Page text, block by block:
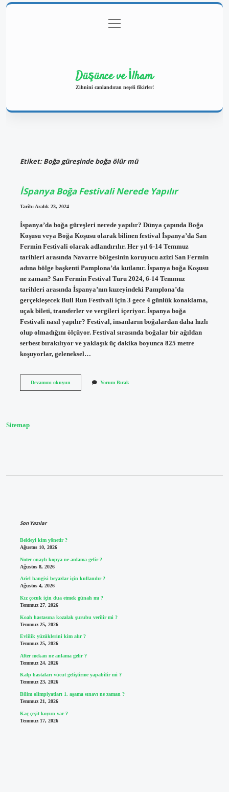
Gizlilik Politikası
menüyü
aç
Düşünce ve İlham
Zihnini canlandıran neşeli fikirler!
Etiket:Boğa güreşinde boğa ölür mü
İSpanya Boğa Festivali Nerede Yapılır
Tarih: Aralık 23, 2024
İspanya’da boğa güreşleri nerede yapılır? Dünya çapında Boğa
Koşusu veya Boğa Koşusu olarak bilinen festival İspanya’da San
Fermin Festivali olarak adlandırılır. Her yıl 6-14 Temmuz
tarihleri ​​arasında Navarre bölgesinin koruyucu azizi San Fermin
adına bölge başkenti Pamplona’da kutlanır. İspanya boğa Koşusu
ne zaman? San Fermin Festival Turu 2024, 6-14 Temmuz
tarihleri ​​arasında İspanya’nın kuzeyindeki Pamplona’da
gerçekleşecek Bull Run Festivali için 3 gece 4 günlük konaklama,
uçak bileti, transferler ve vergileri içeriyor. İspanya boğa
Festivali nasıl yapılır? Festival, insanların boğalardan daha hızlı
olup olmadığını ölçüyor. Festival sırasında boğalar bir ağıldan
serbest bırakılıyor ve yaklaşık üç dakika boyunca 825 metre
koşuyorlar, geleneksel…
Devamını okuyunİSpanya
Yorum Bırak
Sitemap
Son Yazılar
Beldeyi kim yönetir ?
Ağustos 10, 2026
Noter onaylı kopya ne anlama gelir ?
Ağustos 8, 2026
Ariel hangisi beyazlar için kullanılır ?
Ağustos 4, 2026
Kız çocuk için dua etmek günah mı ?
Temmuz 27, 2026
Koah hastasına kozalak şurubu verilir mi ?
Temmuz 25, 2026
Evlilik yüzüklerini kim alır ?
Temmuz 25, 2026
After mekan ne anlama gelir ?
Temmuz 24, 2026
Kalp hastaları vücut geliştirme yapabilir mi ?
Temmuz 23, 2026
Bilim olimpiyatları 1. aşama sınavı ne zaman ?
Temmuz 21, 2026
Kaç çeşit koyun var ?
Temmuz 17, 2026